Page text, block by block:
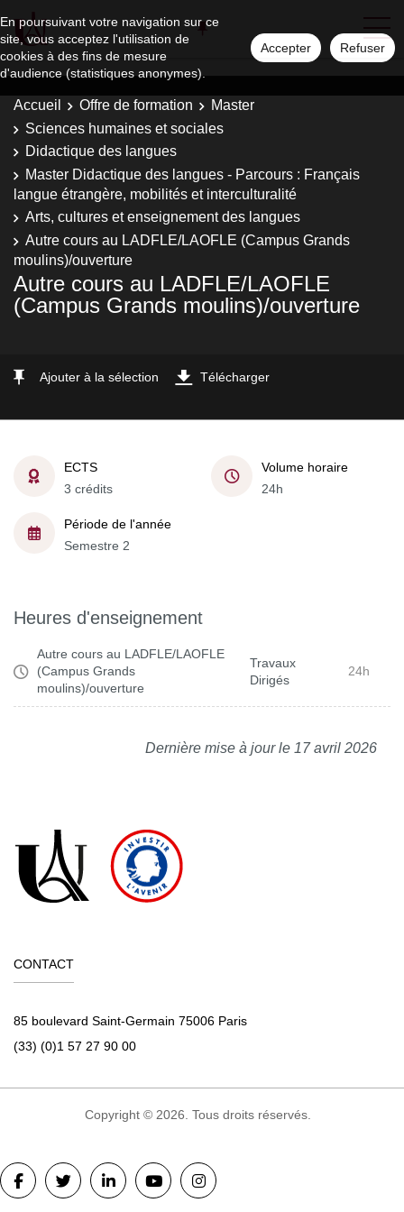
En poursuivant votre navigation sur ce
site, vous acceptez l'utilisation de
cookies à des fins de mesure
d'audience (statistiques anonymes).
Accepter Refuser
Accueil Offre de formation
Master
Sciences humaines et sociales
Didactique des langues
Master Didactique des langues - Parcours : Français
langue étrangère, mobilités et interculturalité
Arts, cultures et enseignement des langues
Autre cours au LADFLE/LAOFLE (Campus Grands
moulins)/ouverture
Autre cours au LADFLE/LAOFLE
(Campus Grands moulins)/ouverture
Ajouter à la sélection Télécharger
ECTS
3 crédits
Volume horaire
24h
Période de l'année
Semestre 2
Heures d'enseignement
Autre cours au LADFLE/LAOFLE
(Campus Grands
moulins)/ouverture
Travaux
Dirigés
24h
Dernière mise à jour le 17 avril 2026
CONTACT
85 boulevard Saint-Germain 75006 Paris
(33) (0)1 57 27 90 00
Copyright © 2026. Tous droits réservés.